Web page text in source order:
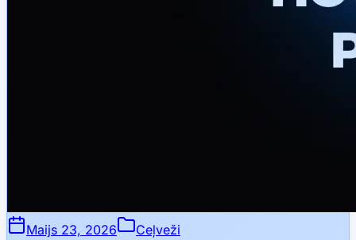
Maijs 23, 2026 Ceļveži